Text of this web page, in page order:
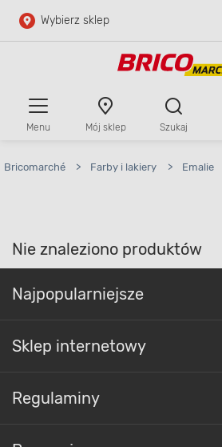
Przejdź do głównej zawartości
Wybierz sklep
Menu Mój sklep Szukaj
Bricomarché > Farby i lakiery > Emalie
Nie znaleziono produktów
Najpopularniejsze
Sklep internetowy
Regulaminy